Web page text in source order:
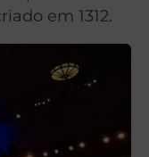
em 1312.